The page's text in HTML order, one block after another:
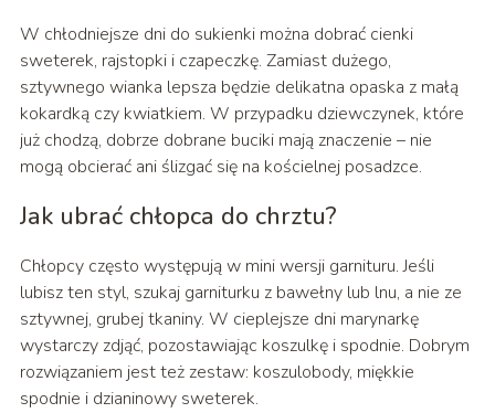
W chłodniejsze dni do sukienki można dobrać cienki
sweterek, rajstopki i czapeczkę. Zamiast dużego,
sztywnego wianka lepsza będzie delikatna opaska z małą
kokardką czy kwiatkiem. W przypadku dziewczynek, które
już chodzą, dobrze dobrane buciki mają znaczenie – nie
mogą obcierać ani ślizgać się na kościelnej posadzce.
Jak ubrać chłopca do chrztu?
Chłopcy często występują w mini wersji garnituru. Jeśli
lubisz ten styl, szukaj garniturku z bawełny lub lnu, a nie ze
sztywnej, grubej tkaniny. W cieplejsze dni marynarkę
wystarczy zdjąć, pozostawiając koszulkę i spodnie. Dobrym
rozwiązaniem jest też zestaw: koszulobody, miękkie
spodnie i dzianinowy sweterek.